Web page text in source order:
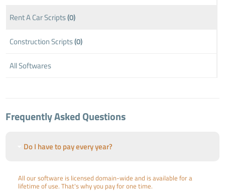
Rent A Car Scripts(0)
Construction Scripts(0)
All Softwares
Frequently Asked Questions
Do I have to pay every year?
All our software is licensed domain-wide and is available for a
lifetime of use. That's why you pay for one time.